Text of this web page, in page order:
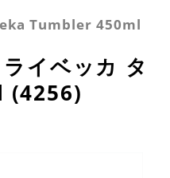
Tumbler 450ml
イベッカ タ
(4256)